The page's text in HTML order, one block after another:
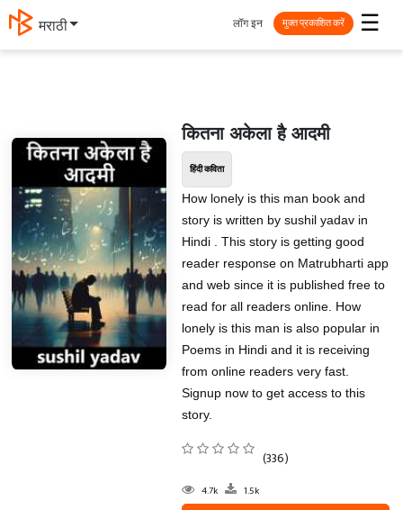
मराठी ☰
लॉग इन मुक्त प्रकाशित करें
कितना अकेला है आदमी
हिंदी कविता
How lonely is this man book and
story is written by sushil yadav in
Hindi . This story is getting good
reader response on Matrubharti app
and web since it is published free to
read for all readers online. How
lonely is this man is also popular in
Poems in Hindi and it is receiving
from online readers very fast.
Signup now to get access to this
story.
(336)
4.7k 1.5k